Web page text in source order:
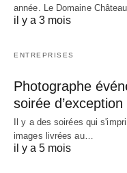
année. Le Domaine
il y a 3 mois
ENTREPRISES
Photographe
soirée
Il y a des soirées qui
images livrées au…
il y a 5 mois